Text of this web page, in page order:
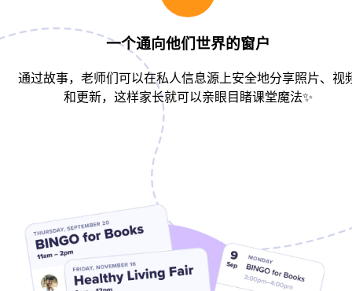
一个通向他们世界的窗户
通过故事，老师们可以在私人信息源上安全地分享照片、视
和更新，这样家长就可以亲眼目睹课堂魔法✨